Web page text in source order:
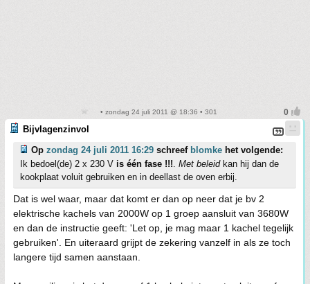
• zondag 24 juli 2011 @ 18:36 • 301
Bijvlagenzinvol
Op zondag 24 juli 2011 16:29 schreef blomke het volgende:
Ik bedoel(de) 2 x 230 V is één fase !!!. Met beleidkan hij dan de
kookplaat voluit gebruiken en in deellast de oven erbij.
Dat is wel waar, maar dat komt er dan op neer dat je bv 2
elektrische kachels van 2000W op 1 groep aansluit van 3680W
en dan de instructie geeft: 'Let op, je mag maar 1 kachel tegelijk
gebruiken'. En uiteraard grijpt de zekering vanzelf in als ze toch
langere tijd samen aanstaan.